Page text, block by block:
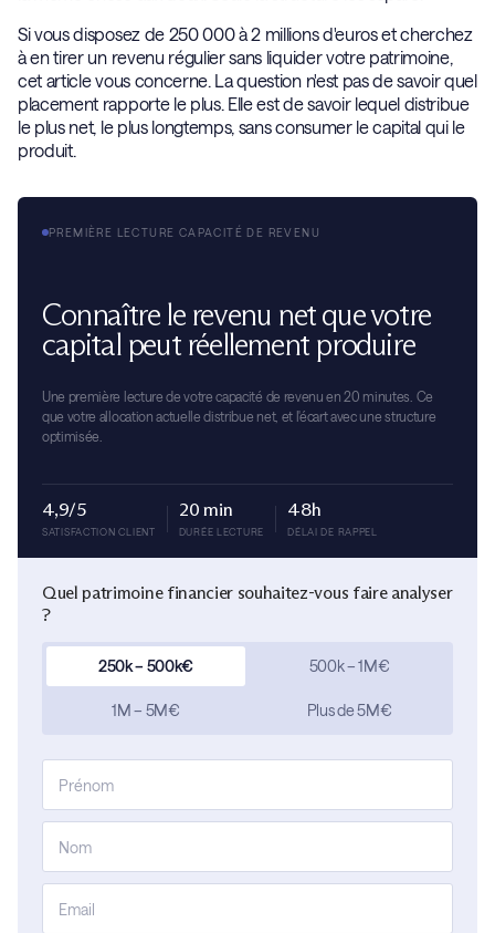
Si vous disposez de 250 000 à 2 millions d'euros et cherchez
à en tirer un revenu régulier sans liquider votre patrimoine,
cet article vous concerne. La question n'est pas de savoir quel
placement rapporte le plus. Elle est de savoir lequel distribue
le plus net, le plus longtemps, sans consumer le capital qui le
produit.
PREMIÈRE LECTURE CAPACITÉ DE REVENU
Connaître le revenu net que votre
capital peut réellement produire
Une première lecture de votre capacité de revenu en 20 minutes. Ce
que votre allocation actuelle distribue net, et l'écart avec une structure
optimisée.
4,9/5
SATISFACTION CLIENT
20 min
DURÉE LECTURE
48h
DÉLAI DE RAPPEL
Quel patrimoine financier souhaitez-vous faire analyser
?
250k – 500k€ 500k – 1M€
1M – 5M€ Plus de 5M€